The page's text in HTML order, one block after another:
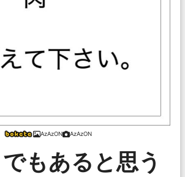
AzAzON AzAzON
もあると思う